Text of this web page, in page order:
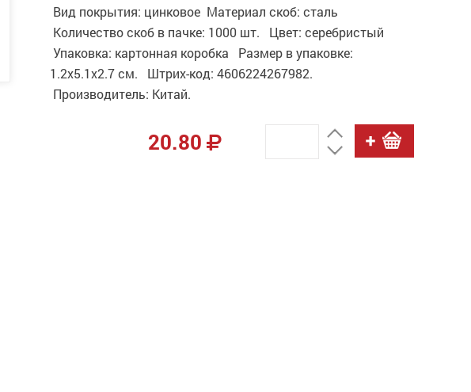
Вид покрытия: цинковое Материал скоб: сталь
Количество скоб в пачке: 1000 шт. Цвет: серебристый
Упаковка: картонная коробка Размер в упаковке:
1.2x5.1x2.7 см. Штрих-код: 4606224267982.
Производитель: Китай.
20.80